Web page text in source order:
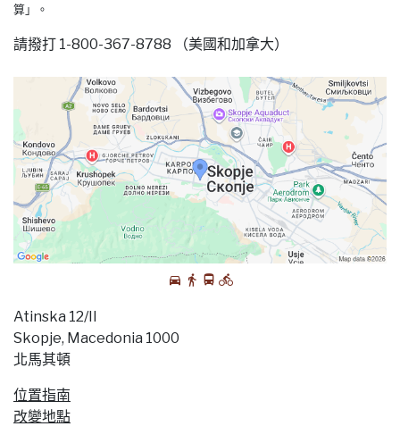
算」。
請撥打 1-800-367-8788 （美國和加拿大）
Atinska 12/II
Skopje, Macedonia 1000
北馬其頓
位置指南
改變地點